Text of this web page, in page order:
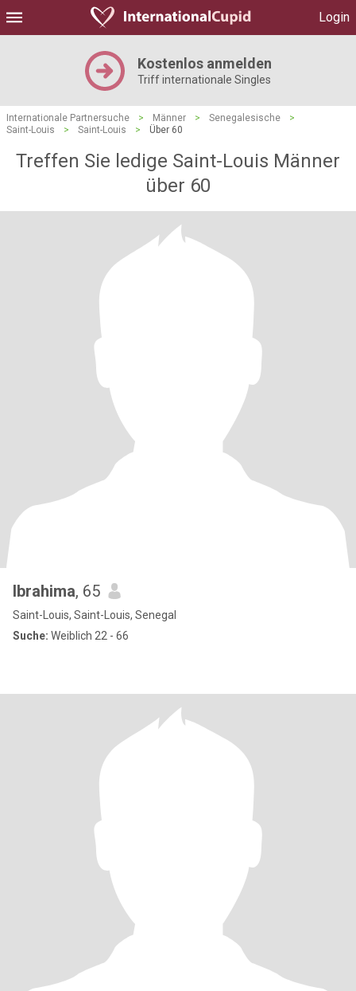
Login
Kostenlos anmelden
Triff internationale Singles
Internationale Partnersuche > Männer > Senegalesische
>
Saint-Louis
> Saint-Louis > Über 60
Treffen Sie ledige Saint-Louis Männer
über 60
Ibrahima, 65
Saint-Louis, Saint-Louis, Senegal
Suche: Weiblich 22 - 66